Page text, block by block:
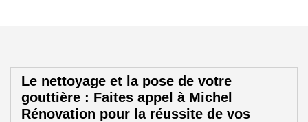
Le nettoyage et la pose de votre
gouttière : Faites appel à Michel
Rénovation pour la réussite de vos